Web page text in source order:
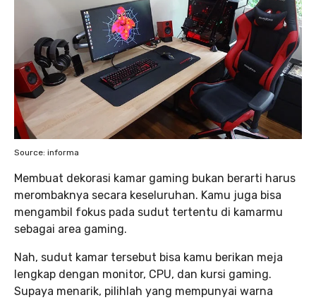
Source: informa
Membuat dekorasi kamar gaming bukan berarti harus
merombaknya secara keseluruhan. Kamu juga bisa
mengambil fokus pada sudut tertentu di kamarmu
sebagai area gaming.
Nah, sudut kamar tersebut bisa kamu berikan meja
lengkap dengan monitor, CPU, dan kursi gaming.
Supaya menarik, pilihlah yang mempunyai warna